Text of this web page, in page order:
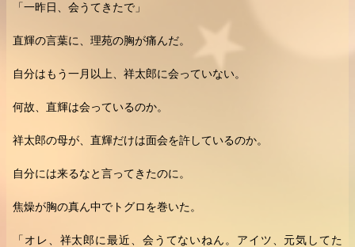
「一昨日、会うてきたで」
直輝の言葉に、理苑の胸が痛んだ。
自分はもう一月以上、祥太郎に会っていない。
何故、直輝は会っているのか。
祥太郎の母が、直輝だけは面会を許しているのか。
自分には来るなと言ってきたのに。
焦燥が胸の真ん中でトグロを巻いた。
「オレ、祥太郎に最近、会うてないねん。アイツ、元気してた